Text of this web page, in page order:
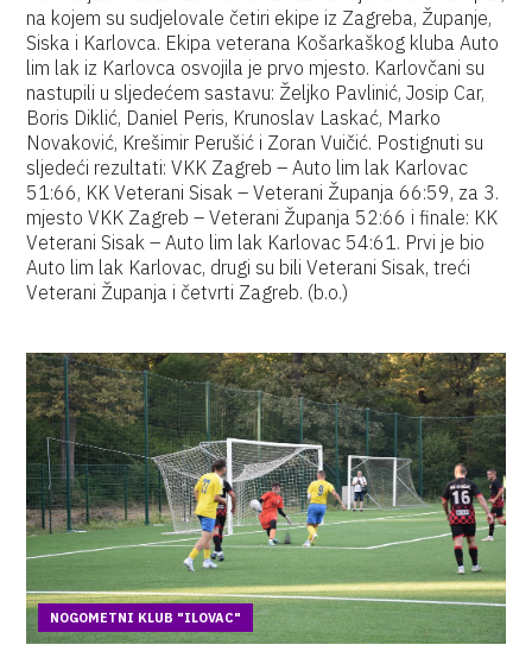
na kojem su sudjelovale četiri ekipe iz Zagreba, Županje,
Siska i Karlovca. Ekipa veterana Košarkaškog kluba Auto
lim lak iz Karlovca osvojila je prvo mjesto. Karlovčani su
nastupili u sljedećem sastavu: Željko Pavlinić, Josip Car,
Boris Diklić, Daniel Peris, Krunoslav Laskać, Marko
Novaković, Krešimir Perušić i Zoran Vuičić. Postignuti su
sljedeći rezultati: VKK Zagreb – Auto lim lak Karlovac
51:66, KK Veterani Sisak – Veterani Županja 66:59, za 3.
mjesto VKK Zagreb – Veterani Županja 52:66 i finale: KK
Veterani Sisak – Auto lim lak Karlovac 54:61. Prvi je bio
Auto lim lak Karlovac, drugi su bili Veterani Sisak, treći
Veterani Županja i četvrti Zagreb. (b.o.)
NOGOMETNI KLUB "ILOVAC"